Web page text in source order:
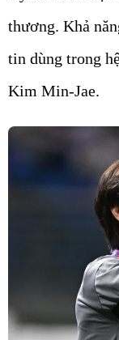
thương. Khả
tin dùng trong
Kim Min-Jae.